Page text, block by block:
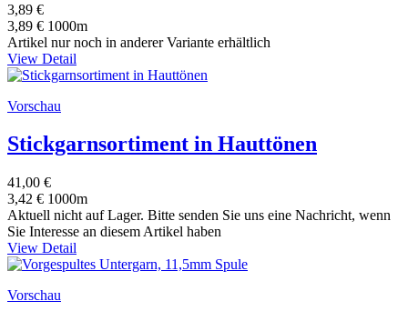
3,89 €
3,89 € 1000m
Artikel nur noch in anderer Variante erhältlich
View Detail
Vorschau
Stickgarnsortiment in Hauttönen
41,00 €
3,42 € 1000m
Aktuell nicht auf Lager. Bitte senden Sie uns eine Nachricht, wenn
Sie Interesse an diesem Artikel haben
View Detail
Vorschau